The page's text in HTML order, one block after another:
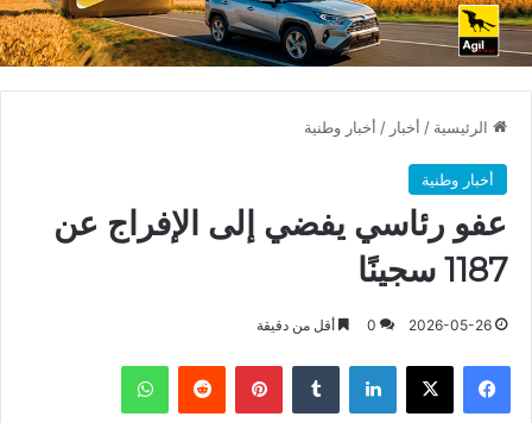
الرئيسية / أخبار / أخبار وطنية
أخبار وطنية
عفو رئاسي يفضي إلى الإفراج عن
1187 سجينًا
2026-05-26
0 أقل من دقيقة
فيسبوك X لينكدإن بينتيريست واتساب